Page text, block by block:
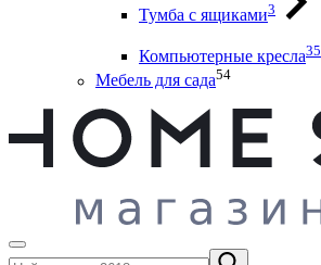
Тумба с ящиками3
Компьютерные кресла35
Мебель для сада54